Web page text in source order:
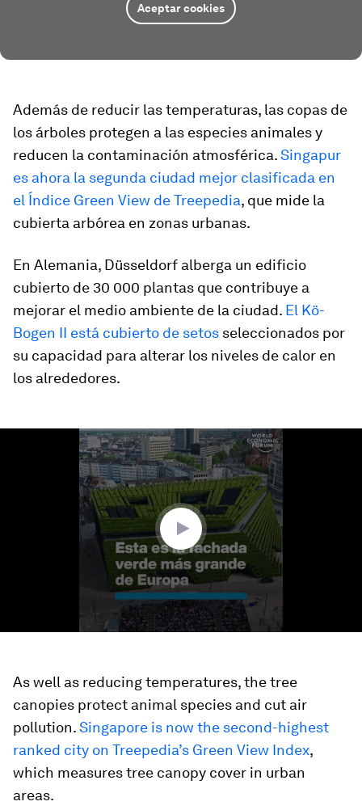
Aceptar cookies
Además de reducir las temperaturas, las copas de
los árboles protegen a las especies animales y
reducen la contaminación atmosférica.Singapur
es ahora la segunda ciudad mejor clasificada en
el Índice Green View de Treepedia, que mide la
cubierta arbórea en zonas urbanas.
En Alemania, Düsseldorf alberga un edificio
cubierto de 30 000 plantas que contribuye a
mejorar el medio ambiente de la ciudad. El Kö-
Bogen II está cubierto de setos seleccionados por
su capacidad para alterar los niveles de calor en
los alrededores.
As well as reducing temperatures, the tree
canopies protect animal species and cut air
pollution.Singapore is now the second-highest
ranked city on Treepedia’s Green View Index,
which measures tree canopy cover in urban
areas.